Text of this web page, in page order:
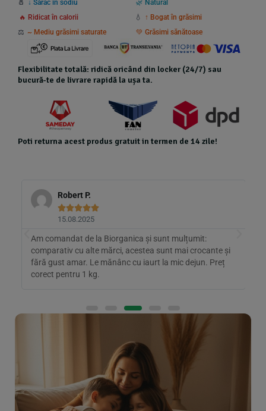
🧂 ↓ Sărac în sodiu
🌿 Natural
🔥 Ridicat în calorii
💧
↑ Bogat în grăsimi
⚖️ ~ Mediu grăsimi saturate 💚 Grăsimi sănătoase
Flexibilitate totală: ridică oricând din locker (24/7) sau
bucură-te de livrare rapidă la ușa ta.
Poti returna acest produs gratuit in termen de 14 zile!
Robert P.

15.08.2025
Am comandat de la Biorganica și sunt mulțumit:
comparativ cu alte mărci, acestea sunt mai crocante și
fără gust amar. Le mănânc cu iaurt la mic dejun. Preț
corect pentru 1 kg.